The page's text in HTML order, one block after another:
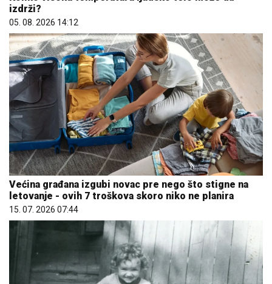
izdrži?
05. 08. 2026 14:12
Većina građana izgubi novac pre nego što stigne na
letovanje - ovih 7 troškova skoro niko ne planira
15. 07. 2026 07:44